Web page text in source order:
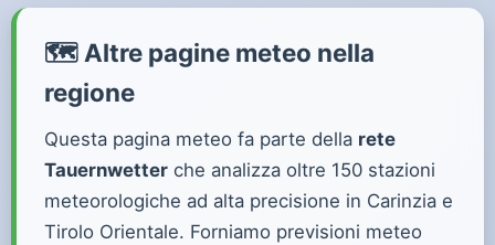
🗺️ Altre pagine meteo nella
regione
Questa pagina meteo fa parte della rete
Tauernwetter che analizza oltre 150 stazioni
meteorologiche ad alta precisione in Carinzia e
Tirolo Orientale. Forniamo previsioni meteo